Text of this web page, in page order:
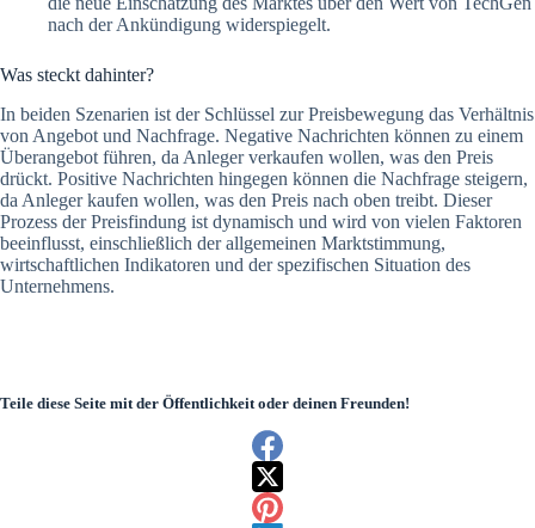
nach der Ankündigung widerspiegelt.
Was steckt dahinter?
In beiden Szenarien ist der Schlüssel zur Preisbewegung das Verhältnis
von Angebot und Nachfrage. Negative Nachrichten können zu einem
Überangebot führen, da Anleger verkaufen wollen, was den Preis
drückt. Positive Nachrichten hingegen können die Nachfrage steigern,
da Anleger kaufen wollen, was den Preis nach oben treibt. Dieser
Prozess der Preisfindung ist dynamisch und wird von vielen Faktoren
beeinflusst, einschließlich der allgemeinen Marktstimmung,
wirtschaftlichen Indikatoren und der spezifischen Situation des
Unternehmens.
Teile diese Seite mit der Öffentlichkeit oder deinen Freunden!